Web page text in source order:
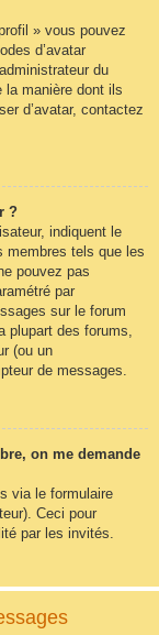
» vous pouvez
d’avatar
du
la manière dont ils
d’avatar, contactez
?
indiquent le
membres tels que les
pouvez pas
par
sur le forum
plupart des forums,
(ou un
de messages.
on me demande
via le formulaire
Ceci pour
par les invités.